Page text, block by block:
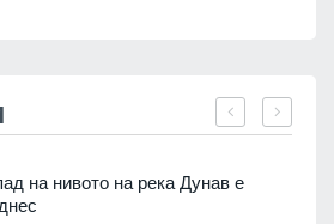
на нивото на река Дунав е